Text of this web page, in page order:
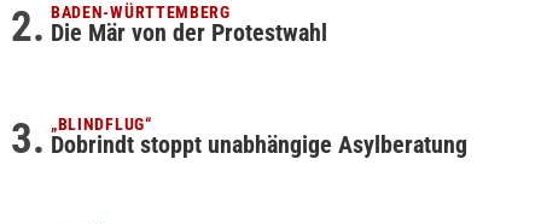
BADEN-WÜRTTEMBERG
Die Mär von der Protestwahl
„BLINDFLUG“
Dobrindt stoppt unabhängige Asylberatung